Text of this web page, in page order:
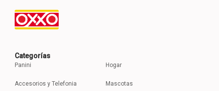
Categorías
Panini
Accesorios y Telefonia
Hogar
Mascotas